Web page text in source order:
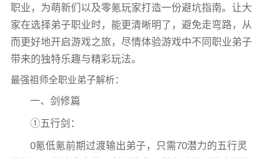
职业，为萌新们以及零氪玩家打造一份避坑指南。让大
家在选择弟子职业时，能更清晰明了，避免走弯路，从
而更好地开启游戏之旅，尽情体验游戏中不同职业弟子
带来的独特乐趣与精彩玩法。
最强祖师全职业弟子解析：
一、剑修篇
①五行剑：
0氪低氪前期过渡输出弟子，只需70潜力的五行灵